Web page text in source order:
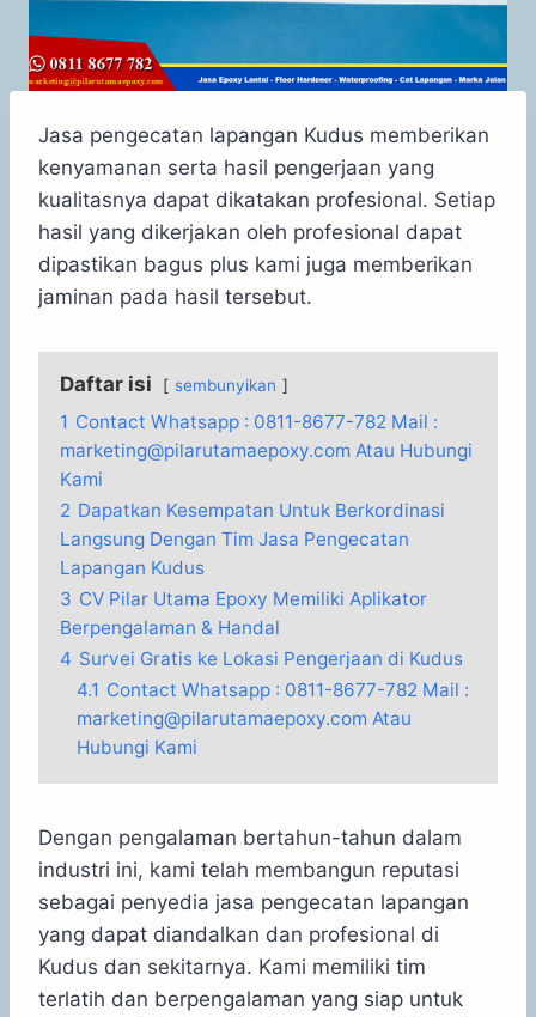
Jasa pengecatan lapangan Kudus memberikan
kenyamanan serta hasil pengerjaan yang
kualitasnya dapat dikatakan profesional. Setiap
hasil yang dikerjakan oleh profesional dapat
dipastikan bagus plus kami juga memberikan
jaminan pada hasil tersebut.
Daftar isi sembunyikan
1 Contact Whatsapp : 0811-8677-782 Mail :
marketing@pilarutamaepoxy.com Atau Hubungi
Kami
2 Dapatkan Kesempatan Untuk Berkordinasi
Langsung Dengan Tim Jasa Pengecatan
Lapangan Kudus
3 CV Pilar Utama Epoxy Memiliki Aplikator
Berpengalaman & Handal
4 Survei Gratis ke Lokasi Pengerjaan di Kudus
4.1 Contact Whatsapp : 0811-8677-782 Mail :
marketing@pilarutamaepoxy.com Atau
Hubungi Kami
Dengan pengalaman bertahun-tahun dalam
industri ini, kami telah membangun reputasi
sebagai penyedia jasa pengecatan lapangan
yang dapat diandalkan dan profesional di
Kudus dan sekitarnya. Kami memiliki tim
terlatih dan berpengalaman yang siap untuk